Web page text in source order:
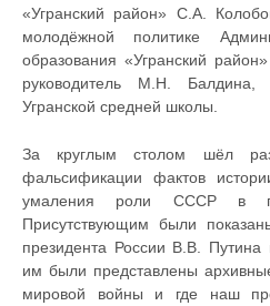
«Угранский район» С.А.
молодёжной политике
образования «Угранский
руководитель М.Н. Балдина,
Угранской средней школы.
За круглым столом шёл
фальсификации фактов
умаления роли СССР в
Присутствующим были
президента России В.В.
им были представлены
мировой войны и где наш